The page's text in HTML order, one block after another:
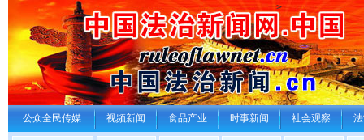
>
公众全民传媒 视频新闻 食品产业 时事新闻 社会观察